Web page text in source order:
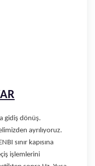
gidiş dönüş.
ayrılıyoruz.
sınır kapısına
işlemlerini